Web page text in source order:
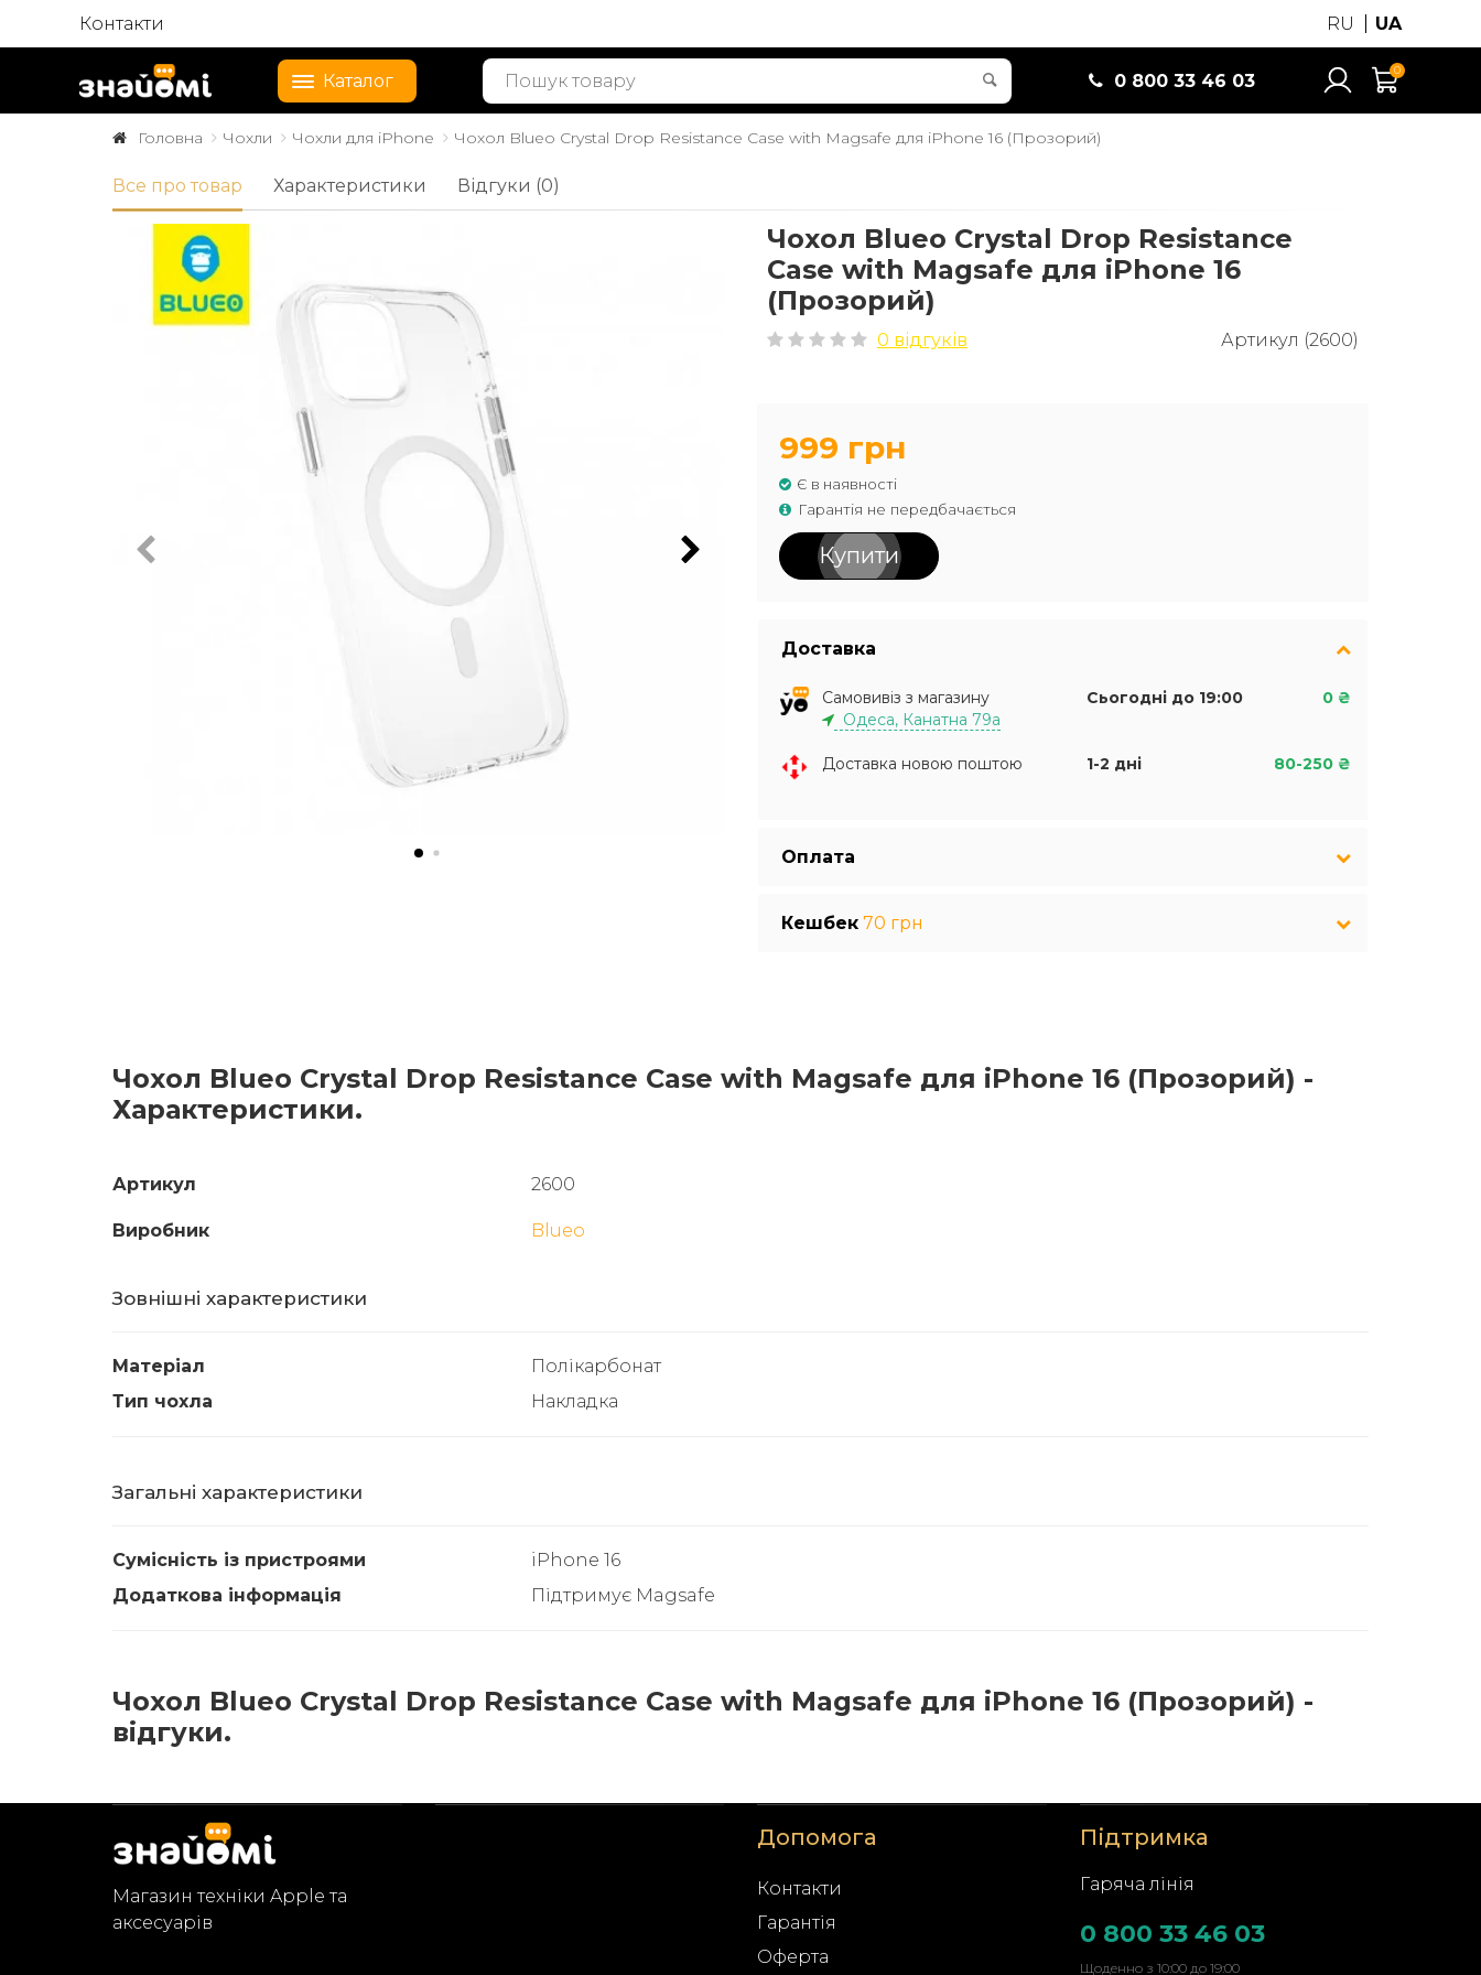
Контакти RU UA
Каталог 0 800 33 46 03
0
Головна Чохли Чохли для iPhone Чохол Blueo Crystal Drop Resistance Case with Magsafe для iPhone 16 (Прозорий)
Все про товар Характеристики Відгуки (0)
Чохол Blueo Crystal Drop Resistance
Case with Magsafe для iPhone 16
(Прозорий)
0 відгуків Артикул (2600)
999 грн
Є в наявності
Гарантія не передбачається
Купити
Доставка
Самовивіз з магазину
Одеса, Канатна 79а
Сьогодні до 19:00 0 ₴
Доставка новою поштою 1-2 дні 80-250 ₴
Оплата
Кешбек 70 грн
Чохол Blueo Crystal Drop Resistance Case with Magsafe для iPhone 16 (Прозорий) -
Характеристики.
Артикул 2600
Виробник Blueo
Зовнішні характеристики
Матеріал
Полікарбонат
Тип чохла
Накладка
Загальні характеристики
Сумісність із пристроями
iPhone 16
Додаткова інформація
Підтримує Magsafe
Чохол Blueo Crystal Drop Resistance Case with Magsafe для iPhone 16 (Прозорий) -
відгуки.
Магазин техніки Apple та
аксесуарів
Допомога
Контакти
Гарантія
Оферта
Підтримка
Гаряча лінія
0 800 33 46 03
Щоденно з 10:00 до 19:00